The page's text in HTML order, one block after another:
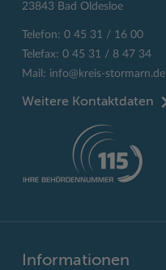
23843 Bad Oldesloe
Telefon: 0 45 31 / 16 00
Telefax: 0 45 31 / 8 47 34
Mail: info@kreis-stormarn.de
Weitere Kontaktdaten
Informationen